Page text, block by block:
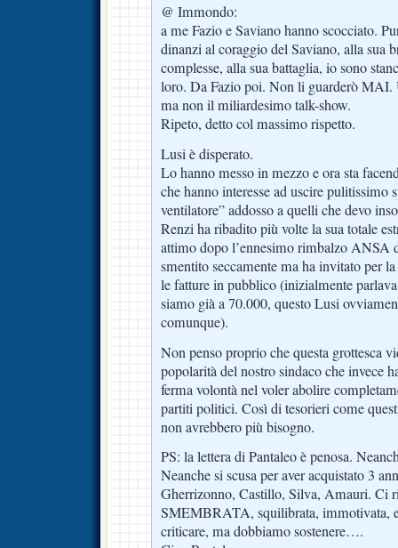
@ Immondo:
a me Fazio e Saviano hanno scocciato.
dinanzi al coraggio del Saviano, alla sua
complesse, alla sua battaglia, io sono
loro. Da Fazio poi. Non li guarderò
ma non il miliardesimo talk-show.
Ripeto, detto col massimo rispetto.
Lusi è disperato.
Lo hanno messo in mezzo e ora sta
che hanno interesse ad uscire pulitissimo
ventilatore” addosso a quelli che devo
Renzi ha ribadito più volte la sua totale
attimo dopo l’ennesimo rimbalzo ANSA
smentito seccamente ma ha invitato per
le fatture in pubblico (inizialmente
siamo già a 70.000, questo Lusi
comunque).
Non penso proprio che questa grottesca
popolarità del nostro sindaco che invece
ferma volontà nel voler abolire
partiti politici. Così di tesorieri come
non avrebbero più bisogno.
PS: la lettera di Pantaleo è penosa.
Neanche si scusa per aver acquistato 3
Gherrizonno, Castillo, Silva, Amauri. Ci
SMEMBRATA, squilibrata, immotivata,
criticare, ma dobbiamo sostenere….